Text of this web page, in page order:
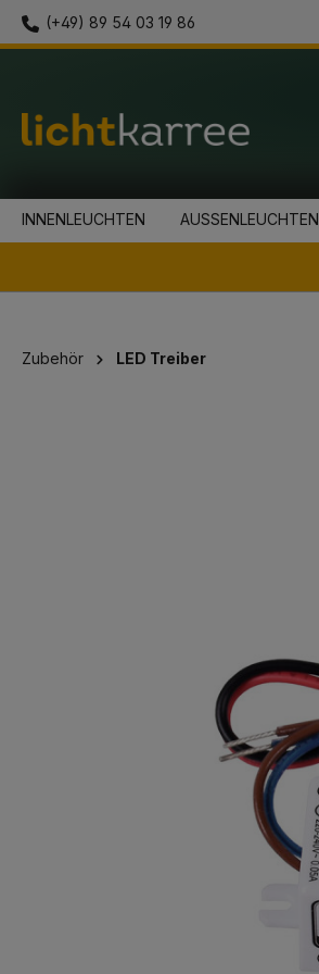
Zur Hauptnavigation springen
(+49) 89 54 03 19 86
INNENLEUCHTEN
AUSSENLEUCHTEN
Zubehör LED Treiber